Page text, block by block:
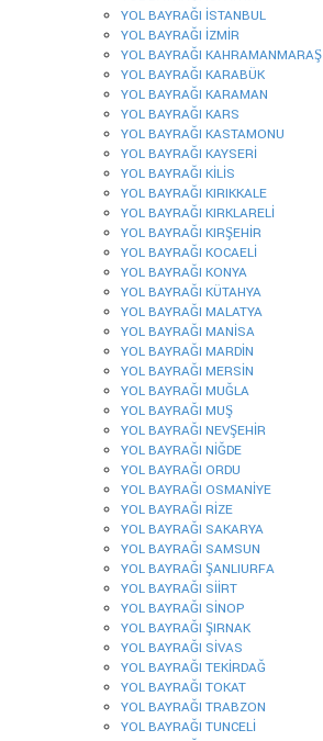
YOL BAYRAĞI İSTANBUL
YOL BAYRAĞI İZMİR
YOL BAYRAĞI KAHRAMANMARAŞ
YOL BAYRAĞI KARABÜK
YOL BAYRAĞI KARAMAN
YOL BAYRAĞI KARS
YOL BAYRAĞI KASTAMONU
YOL BAYRAĞI KAYSERİ
YOL BAYRAĞI KİLİS
YOL BAYRAĞI KIRIKKALE
YOL BAYRAĞI KIRKLARELİ
YOL BAYRAĞI KIRŞEHİR
YOL BAYRAĞI KOCAELİ
YOL BAYRAĞI KONYA
YOL BAYRAĞI KÜTAHYA
YOL BAYRAĞI MALATYA
YOL BAYRAĞI MANİSA
YOL BAYRAĞI MARDİN
YOL BAYRAĞI MERSİN
YOL BAYRAĞI MUĞLA
YOL BAYRAĞI MUŞ
YOL BAYRAĞI NEVŞEHİR
YOL BAYRAĞI NİĞDE
YOL BAYRAĞI ORDU
YOL BAYRAĞI OSMANİYE
YOL BAYRAĞI RİZE
YOL BAYRAĞI SAKARYA
YOL BAYRAĞI SAMSUN
YOL BAYRAĞI ŞANLIURFA
YOL BAYRAĞI SİİRT
YOL BAYRAĞI SİNOP
YOL BAYRAĞI ŞIRNAK
YOL BAYRAĞI SİVAS
YOL BAYRAĞI TEKİRDAĞ
YOL BAYRAĞI TOKAT
YOL BAYRAĞI TRABZON
YOL BAYRAĞI TUNCELİ